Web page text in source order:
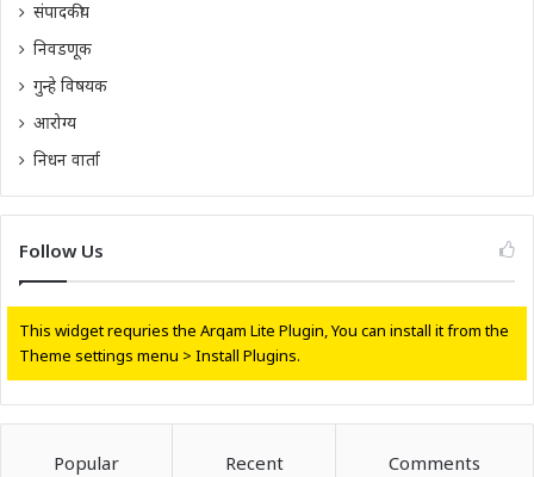
संपादकीय
निवडणूक
गुन्हे विषयक
आरोग्य
निधन वार्ता
Follow Us
This widget requries the Arqam Lite Plugin, You can install it from the
Theme settings menu > Install Plugins.
Popular Recent Comments